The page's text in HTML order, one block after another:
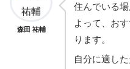
森田 祐輔
住んでいる
よって、お
ります。
自分に適し